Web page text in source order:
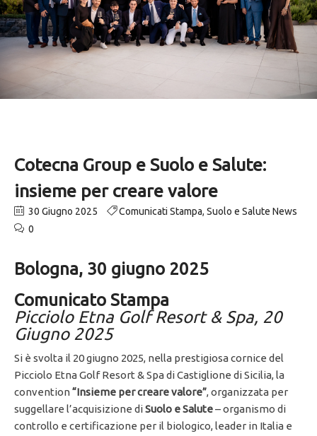
Cotecna Group e Suolo e Salute:
insieme per creare valore
30 Giugno 2025 Comunicati Stampa, Suolo e Salute News
0
Bologna, 30 giugno 2025
Comunicato Stampa
Picciolo Etna Golf Resort & Spa, 20
Giugno 2025
Si è svolta il 20 giugno 2025, nella prestigiosa cornice del
Picciolo Etna Golf Resort & Spa di Castiglione di Sicilia, la
convention“Insieme per creare valore”, organizzata per
suggellare l’acquisizione diSuolo e Salute– organismo di
controllo e certificazione per il biologico, leader in Italia e